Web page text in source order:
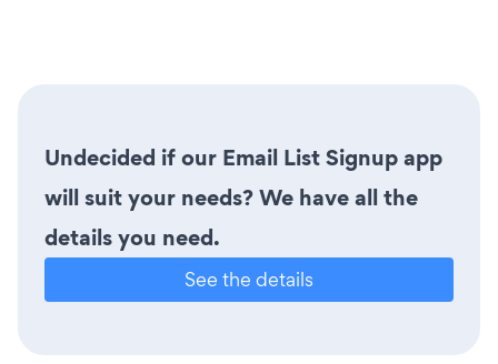
Undecided if our Email List Signup app
will suit your needs? We have all the
details you need.
See the details